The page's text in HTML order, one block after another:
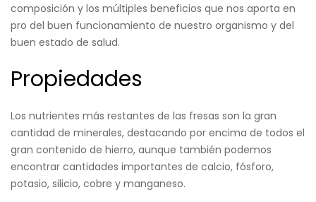
composición y los múltiples beneficios que nos aporta en
pro del buen funcionamiento de nuestro organismo y del
buen estado de salud.
Propiedades
Los nutrientes más restantes de las fresas son la gran
cantidad de minerales, destacando por encima de todos el
gran contenido de hierro, aunque también podemos
encontrar cantidades importantes de calcio, fósforo,
potasio, silicio, cobre y manganeso.